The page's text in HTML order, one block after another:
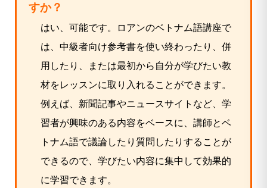
すか？
はい、可能です。ロアンのベトナム語講座で
は、中級者向け参考書を使い終わったり、併
用したり、または最初から自分が学びたい教
材をレッスンに取り入れることができます。
例えば、新聞記事やニュースサイトなど、学
習者が興味のある内容をベースに、講師とベ
トナム語で議論したり質問したりすることが
できるので、学びたい内容に集中して効果的
に学習できます。